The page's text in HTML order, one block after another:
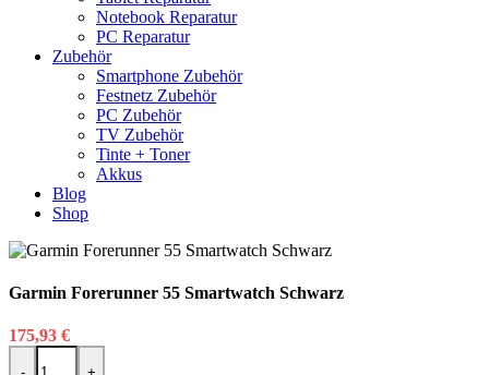
Notebook Reparatur
PC Reparatur
Zubehör
Smartphone Zubehör
Festnetz Zubehör
PC Zubehör
TV Zubehör
Tinte + Toner
Akkus
Blog
Shop
Garmin Forerunner 55 Smartwatch Schwarz
175,93 €
Garmin Forerunner 55 Smartwatch Schwarz Menge